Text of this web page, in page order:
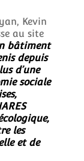
Kevin
au site
bâtiment
depuis
d’une
sociale
les
et de